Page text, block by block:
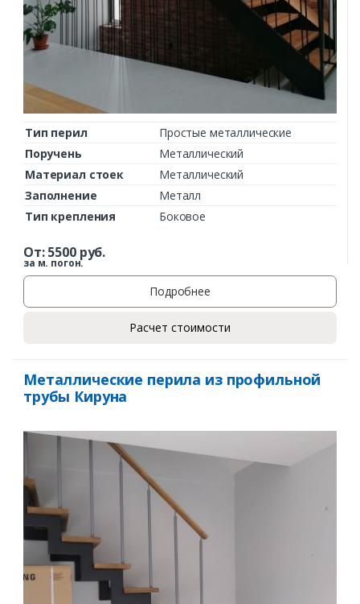
Тип перил
Простые металлические
Поручень
Металлический
Материал стоек
Металлический
Заполнение
Металл
Тип крепления
Боковое
От:5500руб.
за м. погон.
Подробнее
Расчет стоимости
Металлические перила из профильной
трубы Кируна